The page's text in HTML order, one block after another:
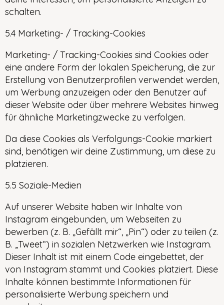
schalten.
5.4 Marketing- / Tracking-Cookies
Marketing- / Tracking-Cookies sind Cookies oder
eine andere Form der lokalen Speicherung, die zur
Erstellung von Benutzerprofilen verwendet werden,
um Werbung anzuzeigen oder den Benutzer auf
dieser Website oder über mehrere Websites hinweg
für ähnliche Marketingzwecke zu verfolgen.
Da diese Cookies als Verfolgungs-Cookie markiert
sind, benötigen wir deine Zustimmung, um diese zu
platzieren.
5.5 Soziale-Medien
Auf unserer Website haben wir Inhalte von
Instagram eingebunden, um Webseiten zu
bewerben (z. B. „Gefällt mir“, „Pin“) oder zu teilen (z.
B. „Tweet“) in sozialen Netzwerken wie Instagram.
Dieser Inhalt ist mit einem Code eingebettet, der
von Instagram stammt und Cookies platziert. Diese
Inhalte können bestimmte Informationen für
personalisierte Werbung speichern und